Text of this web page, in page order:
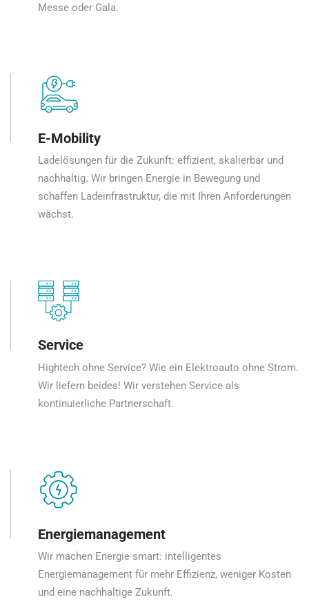
Messe oder Gala.
E-Mobility
Ladelösungen für die Zukunft: effizient, skalierbar und
nachhaltig. Wir bringen Energie in Bewegung und
schaffen Ladeinfrastruktur, die mit Ihren Anforderungen
wächst.
Service
Hightech ohne Service? Wie ein Elektroauto ohne Strom.
Wir liefern beides! Wir verstehen Service als
kontinuierliche Partnerschaft.
Energiemanagement
Wir machen Energie smart: intelligentes
Energiemanagement für mehr Effizienz, weniger Kosten
und eine nachhaltige Zukunft.